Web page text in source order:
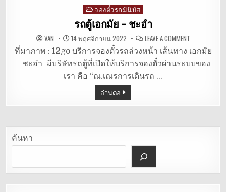
Posted
in
จองตั๋วรถมินิบัส
รถตู้เอกมัย – ชะอำ
VAN 14 พฤศจิกายน 2022 LEAVE A COMMENTON
ตู้
–
ที่มาภาพ : 12go บริการจองตั๋วรถล่วงหน้า เส้นทาง เอกมัย
– ชะอำ มีบริษัทรถตู้ที่เปิดให้บริการจองตั๋วผ่านระบบของ
เรา คือ “ณ.เณรการเดินรถ …
อ่านต่อ
ค้นหา